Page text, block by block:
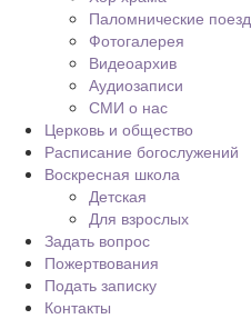
Паломнические
Фотогалерея
Видеоархив
Аудиозаписи
СМИ о нас
Церковь и общество
Расписание богослужений
Воскресная школа
Детская
Для взрослых
Задать вопрос
Пожертвования
Подать записку
Контакты